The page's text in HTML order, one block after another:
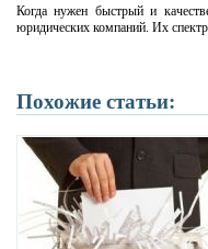
Когда нужен быстрый и
юридических компаний. Их
Похожие статьи: